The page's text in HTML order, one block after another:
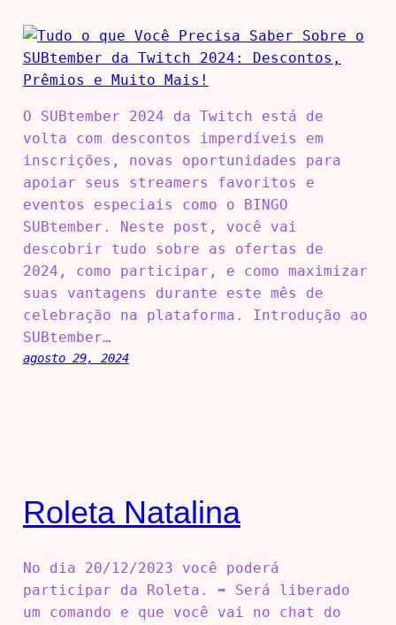
O SUBtember 2024 da Twitch está de
volta com descontos imperdíveis em
inscrições, novas oportunidades para
apoiar seus streamers favoritos e
eventos especiais como o BINGO
SUBtember. Neste post, você vai
descobrir tudo sobre as ofertas de
2024, como participar, e como maximizar
suas vantagens durante este mês de
celebração na plataforma. Introdução ao
SUBtember…
agosto 29, 2024
Roleta Natalina
No dia 20/12/2023 você poderá
participar da Roleta. ➡️ Será liberado
um comando e que você vai no chat do